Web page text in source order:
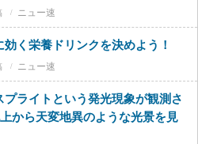
ニュー速
効く栄養ドリンクを決めよう！
ニュー速
ライトという発光現象が観測さ
から天変地異のような光景を見